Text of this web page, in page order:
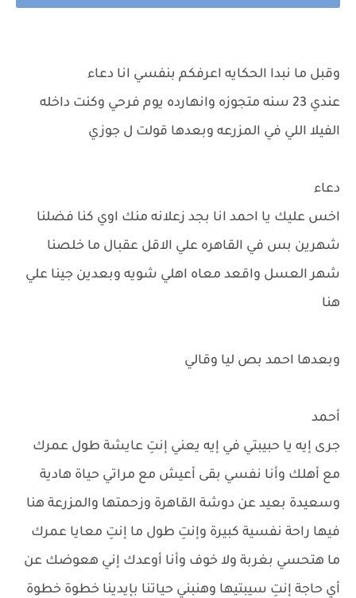
وقبل ما نبدا الحكايه اعرفكم بنفسي انا دعاء
عندي 23 سنه متجوزه وانهارده يوم فرحي وكنت داخله
الفيلا اللي في المزرعه وبعدها قولت ل جوزي
دعاء
اخس عليك يا احمد انا بجد زعلانه منك اوي كنا فضلنا
شهرين بس في القاهره علي الاقل عقبال ما خلصنا
شهر العسل واقعد معاه اهلي شويه وبعدين جينا علي
هنا
وبعدها احمد بص ليا وقالي
أحمد
جرى إيه يا حبيبتي في إيه يعني إنتِ عايشة طول عمرك
مع أهلك وأنا نفسي بقى أعيش مع مراتي حياة هادية
وسعيدة بعيد عن دوشة القاهرة وزحمتها والمزرعة هنا
فيها راحة نفسية كبيرة وإنتِ طول ما إنتِ معايا عمرك
ما هتحسي بغربة ولا خوف وأنا أوعدك إني هعوضك عن
أي حاجة إنتِ سيبتيها وهنبني حياتنا بإيدينا خطوة خطوة